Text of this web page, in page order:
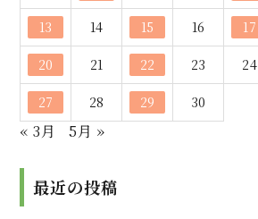
13 14 15 16 17
20 21 22 23 24
27 28 29 30
« 3月 5月 »
最近の投稿